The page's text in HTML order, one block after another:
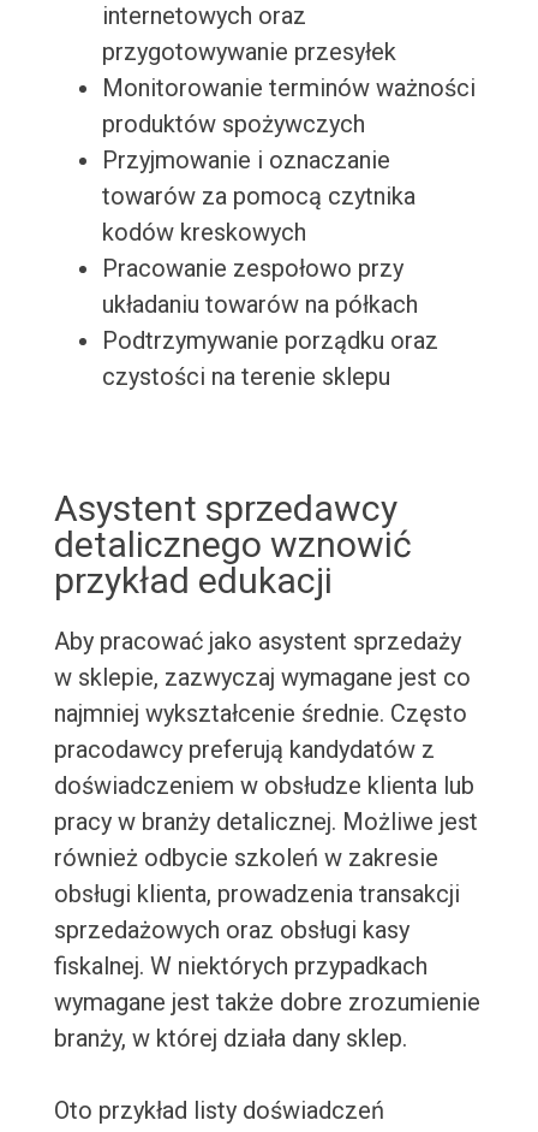
internetowych oraz
przygotowywanie przesyłek
Monitorowanie terminów ważności
produktów spożywczych
Przyjmowanie i oznaczanie
towarów za pomocą czytnika
kodów kreskowych
Pracowanie zespołowo przy
układaniu towarów na półkach
Podtrzymywanie porządku oraz
czystości na terenie sklepu
Asystent sprzedawcy
detalicznego wznowić
przykład edukacji
Aby pracować jako asystent sprzedaży
w sklepie, zazwyczaj wymagane jest co
najmniej wykształcenie średnie. Często
pracodawcy preferują kandydatów z
doświadczeniem w obsłudze klienta lub
pracy w branży detalicznej. Możliwe jest
również odbycie szkoleń w zakresie
obsługi klienta, prowadzenia transakcji
sprzedażowych oraz obsługi kasy
fiskalnej. W niektórych przypadkach
wymagane jest także dobre zrozumienie
branży, w której działa dany sklep.
Oto przykład listy doświadczeń